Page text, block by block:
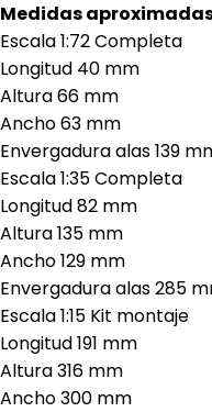
Medidas
Escala 1:72 Completa
Longitud 40 mm
Altura 66 mm
Ancho 63 mm
Envergadura alas 139
Escala 1:35 Completa
Longitud 82 mm
Altura 135 mm
Ancho 129 mm
Envergadura alas 285
Escala 1:15 Kit montaje
Longitud 191 mm
Altura 316 mm
Ancho 300 mm